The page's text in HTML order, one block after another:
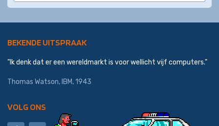
BEKENDE UITSPRAAK
"Ik denk dat er een wereldmarkt is voor wellicht vijf computers."
Thomas Watson, IBM, 1943
VOLG ONS